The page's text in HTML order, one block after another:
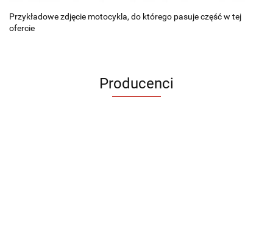
Przykładowe zdjęcie motocykla, do którego pasuje część w tej
ofercie
Producenci